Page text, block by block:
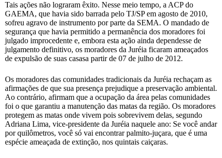
Tais ações não lograram êxito. Nesse meio tempo, a ACP do
GAEMA, que havia sido barrada pelo TJ/SP em agosto de 2010,
sofreu agravo de instrumento por parte da SEMA. O mandado de
segurança que havia permitido a permanência dos moradores foi
julgado improcedente e, embora esta ação ainda dependesse de
julgamento definitivo, os moradores da Juréia ficaram ameaçados
de expulsão de suas casasa partir de 07 de julho de 2012.
Os moradores das comunidades tradicionais da Juréia rechaçam as
afirmações de que sua presença prejudique a preservação ambiental.
Ao contrário, afirmam que a ocupação da área pelas comunidades
foi o que garantiu a manutenção das matas da região. Os moradores
protegem as matas onde vivem pois sobrevivem delas, segundo
Adriana Lima, vice-presidente da Juréia naquele ano: Se você andar
por quilômetros, você só vai encontrar palmito-juçara, que é uma
espécie ameaçada de extinção, nos quintais caiçaras.